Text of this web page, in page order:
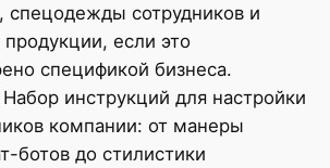
спецодежды сотрудников и
если это
спецификой бизнеса.
Набор инструкций для настройки
компании: от манеры
ботов до стилистики